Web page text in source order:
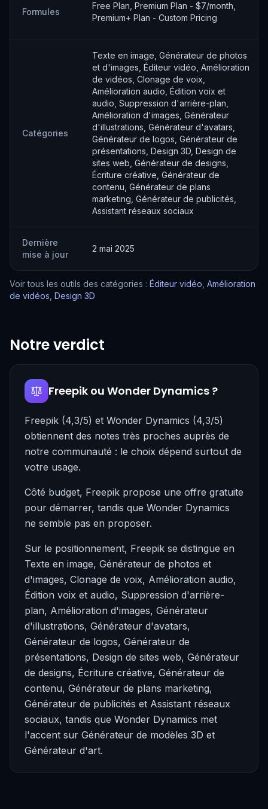
Formules
Free Plan, Premium Plan - $7/month,
Premium+ Plan - Custom Pricing
Catégories
Texte en image, Générateur de photos
et d'images, Éditeur vidéo, Amélioration
de vidéos, Clonage de voix,
Amélioration audio, Édition voix et
audio, Suppression d'arrière-plan,
Amélioration d'images, Générateur
d'illustrations, Générateur d'avatars,
Générateur de logos, Générateur de
présentations, Design 3D, Design de
sites web, Générateur de designs,
Écriture créative, Générateur de
contenu, Générateur de plans
marketing, Générateur de publicités,
Assistant réseaux sociaux
Dernière
mise à jour
2 mai 2025
Voir tous les outils des catégories : Éditeur vidéo Amélioration
de vidéos Design 3D
Notre verdict
Freepik ou Wonder Dynamics ?
Freepik (4,3/5) et Wonder Dynamics (4,3/5)
obtiennent des notes très proches auprès de
notre communauté : le choix dépend surtout de
votre usage.
Côté budget, Freepik propose une offre gratuite
pour démarrer, tandis que Wonder Dynamics
ne semble pas en proposer.
Sur le positionnement, Freepik se distingue en
Texte en image, Générateur de photos et
d'images, Clonage de voix, Amélioration audio,
Édition voix et audio, Suppression d'arrière-
plan, Amélioration d'images, Générateur
d'illustrations, Générateur d'avatars,
Générateur de logos, Générateur de
présentations, Design de sites web, Générateur
de designs, Écriture créative, Générateur de
contenu, Générateur de plans marketing,
Générateur de publicités et Assistant réseaux
sociaux, tandis que Wonder Dynamics met
l'accent sur Générateur de modèles 3D et
Générateur d'art.